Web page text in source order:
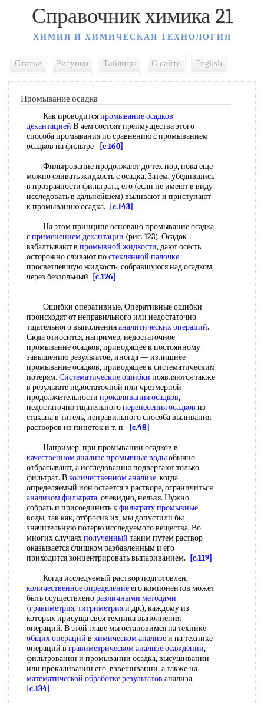
Справочник химика 21
ХИМИЯ И ХИМИЧЕСКАЯ ТЕХНОЛОГИЯ
Статьи Рисунки Таблицы О сайте English
Промывание осадка
Как проводитсяпромывание осадков
декантацией В чем состоят преимущества этого
способа промывания по сравнению с промыванием
осадков на фильтре
[c.160]
Фильтрование продолжают до тех пор, пока еще
можно сливать жидкость с осадка. Затем, убедившись
в прозрачности фильтрата, его (если не имеют в виду
исследовать в дальнейшем) выливают и приступают
к промыванию осадка.
[c.143]
На этом принципе основано промывание осадка
сприменением декантации (рис. 123). Осадок
взбалтывают в промывной жидкости, дают осесть,
осторожно сливают постеклянной палочке
просветлевшую жидкость, собравшуюся над осадком,
через беззольный
[c.126]
Ошибки оперативные. Оперативные ошибки
происходят от неправильного или недостаточно
тщательного выполненияаналитических операций.
Сюда относится, например, недостаточное
промывание осадков, приводящее к постоянному
завышению результатов, иногда — излишнее
промывание осадков, приводящее к систематическим
потерям. Систематические ошибки появляются также
в результате недостаточной или чрезмерной
продолжительности прокаливания осадков,
недостаточно тщательногоперенесения осадков из
стакана в тигель, неправильного способа выливания
растворов из пипеток и т. п.
[c.48]
Например, при промывании осадков в
качественном анализепромывные водыобычно
отбрасывают, а исследованию подвергают только
фильтрат. Вколичественном анализе, когда
определяемый ион остается в растворе, ограничиться
анализом фильтрата, очевидно, нельзя. Нужно
собрать и присоединить кфильтрату промывные
воды, так как, отбросив их, мы допустили бы
значительную потерю исследуемого вещества. Во
многих случаяхполученный таким путем раствор
оказывается слишком разбавленным и его
приходится концентрировать выпариванием.
[c.119]
Когда исследуемый раствор подготовлен,
количественное определениеего компонентов может
быть осуществленоразличными методами
(гравиметрия,титриметрияи др.), каждому из
которых присуща своя техника выполнения
операций. В этой главе мы остановимся на технике
общих операций в химическом анализеи на технике
операций в гравиметрическом анализе осаждении,
фильтровании и промывании осадка, высушивании
или прокаливании его, взвешивании, а также на
математической обработке результатов анализа.
[c.134]